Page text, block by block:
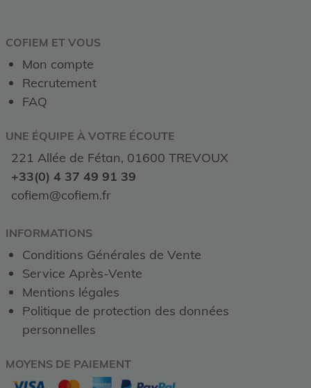
COFIEM ET VOUS
Mon compte
Recrutement
FAQ
UNE ÉQUIPE À VOTRE ÉCOUTE
221 Allée de Fétan, 01600 TREVOUX
+33(0) 4 37 49 91 39
cofiem@cofiem.fr
INFORMATIONS
Conditions Générales de Vente
Service Après-Vente
Mentions légales
Politique de protection des données
personnelles
MOYENS DE PAIEMENT